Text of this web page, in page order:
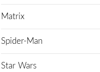
Matrix
Spider-Man
Star Wars